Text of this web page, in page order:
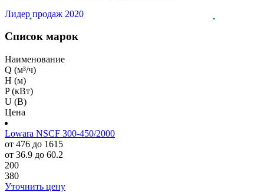
Лидер продаж 2020
Список марок
Наименование
Q (м³/ч)
H (м)
P (кВт)
U (В)
Цена
Lowara NSCF 300-450/2000
от 476 до 1615
от 36.9 до 60.2
200
380
Уточнить цену